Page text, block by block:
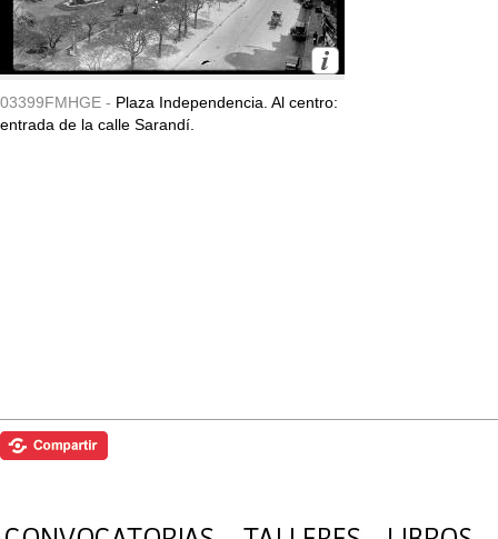
03399FMHGE - Plaza Independencia. Al centro:
entrada de la calle Sarandí.